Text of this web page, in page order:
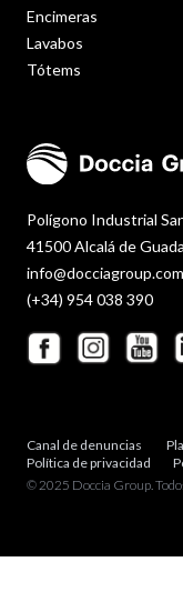
Polígono Industrial
41500 Alcalá de
info@docciagroup.com
(+34) 954 038 390
Encimeras
Lavabos
Tótems
Canal de denuncias
Política de privacidad
© 2025 Doccia Group.